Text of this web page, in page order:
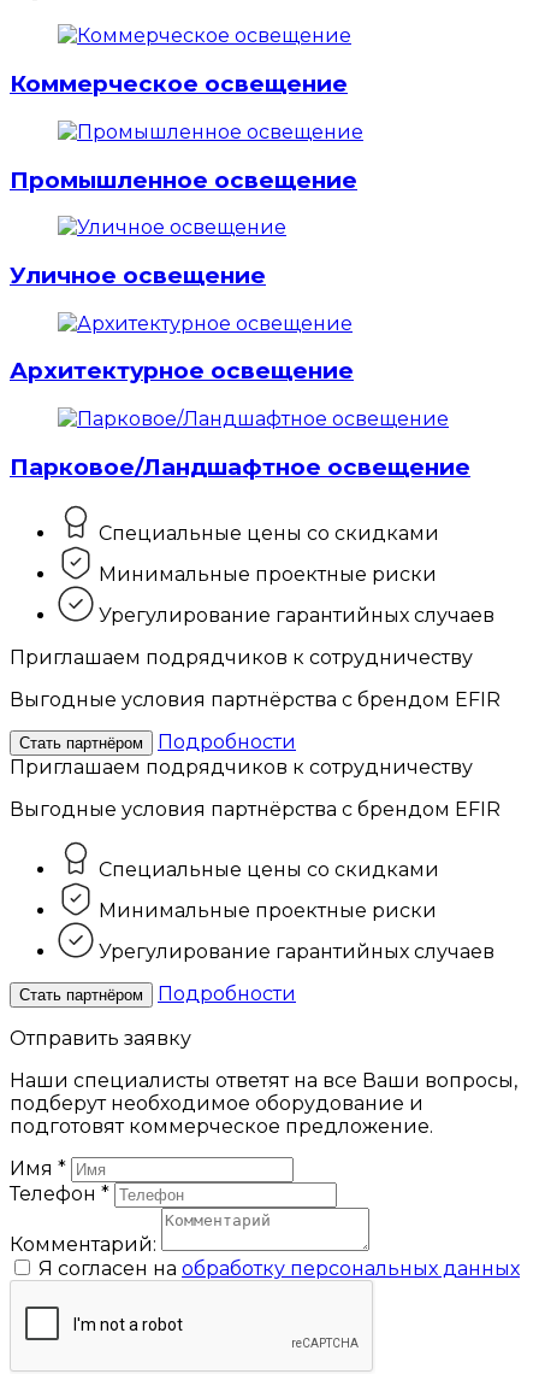
Коммерческое освещение
Промышленное освещение
Уличное освещение
Архитектурное освещение
Парковое/Ландшафтное освещение
Специальные цены со скидками
Минимальные проектные риски
Урегулирование гарантийных случаев
Приглашаем подрядчиков к сотрудничеству
Выгодные условия партнёрства с брендом EFIR
Стать партнёром
Подробности
Приглашаем подрядчиков к сотрудничеству
Выгодные условия партнёрства с брендом EFIR
Специальные цены со скидками
Минимальные проектные риски
Урегулирование гарантийных случаев
Стать партнёром
Подробности
Отправить заявку
Наши специалисты ответят на все Ваши вопросы,
подберут необходимое оборудование и
подготовят коммерческое предложение.
Имя *
Телефон *
Комментарий:
Я согласен на обработку персональных данных